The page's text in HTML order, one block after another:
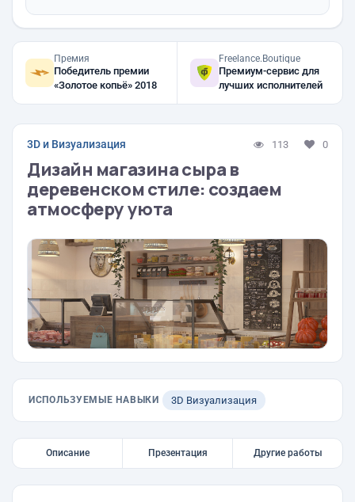
Премия
Победитель премии
«Золотое копьё» 2018
Freelance.Boutique
Премиум-сервис для
лучших исполнителей
3D и Визуализация 113 0
Дизайн магазина сыра в
деревенском стиле: создаем
атмосферу уюта
ИСПОЛЬЗУЕМЫЕ НАВЫКИ 3D Визуализация
Описание Презентация Другие работы